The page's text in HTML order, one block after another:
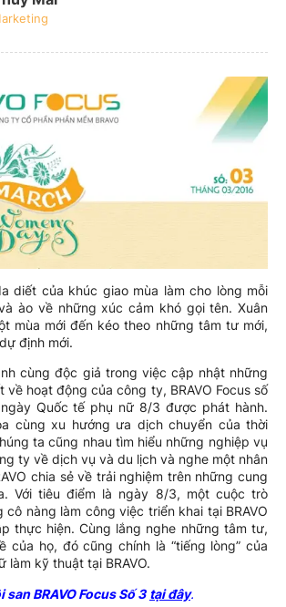
diết của khúc giao mùa làm cho lòng mỗi
ào về những xúc cảm khó gọi tên. Xuân
mùa mới đến kéo theo những tâm tư mới,
định mới.
cùng độc giả trong việc cập nhật những
về hoạt động của công ty, BRAVO Focus số
Quốc tế phụ nữ 8/3 được phát hành.
cùng xu hướng ưa dịch chuyển của thời
ta cũng nhau tìm hiểu những nghiệp vụ
ty về dịch vụ và du lịch và nghe một nhân
chia sẻ về trải nghiệm trên những cung
Với tiêu điểm là ngày 8/3, một cuộc trò
cô nàng làm công việc triển khai tại BRAVO
thực hiện. Cùng lắng nghe những tâm tư,
của họ, đó cũng chính là “tiếng lòng” của
làm kỹ thuật tại BRAVO.
san BRAVO Focus Số 3 tại đây.